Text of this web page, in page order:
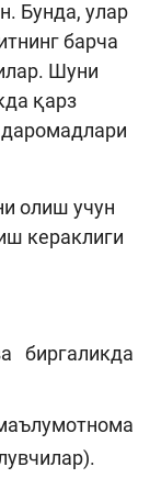
Бунда, улар
барча
Шуни
қарз
олиш учун
кераклиги
биргаликда